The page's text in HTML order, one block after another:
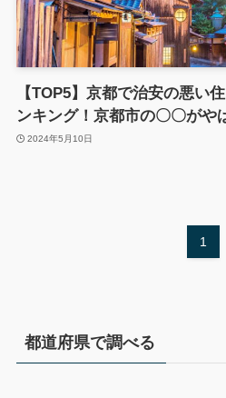
【TOP5】京都で治安の悪い
ンキング！京都市の〇〇がや
2024年5月10日
1
都道府県で調べる